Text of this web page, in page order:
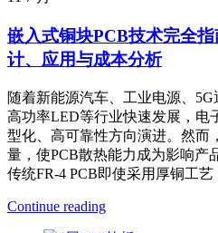
嵌入式铜块PCB技术完全
计、应用与成本分析
随着新能源汽车、工业电源、
高功率LED等行业快速发展，电
型化、高可靠性方向演进。然而
量，使PCB散热能力成为影响产
传统FR-4 PCB即使采用厚铜工艺
Continue reading